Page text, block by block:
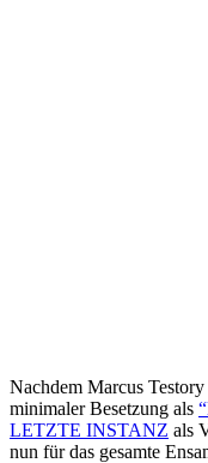
Nachdem Marcus
minimaler Besetzung als
LETZTE INSTANZ als
nun für das gesamte